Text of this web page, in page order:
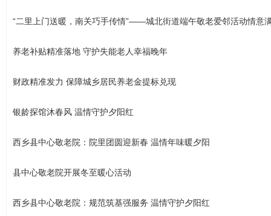
“二里上门送暖，南关巧手传情”——城北街道端午敬老爱邻活动情意
养老补贴精准落地 守护失能老人幸福晚年
财政精准发力 保障城乡居民养老金提标兑现
银龄探馆沐春风 温情守护夕阳红
西乡县中心敬老院：院里团圆迎新春 温情年味暖夕阳
县中心敬老院开展冬至暖心活动
西乡县中心敬老院：规范筑基强服务 温情守护夕阳红